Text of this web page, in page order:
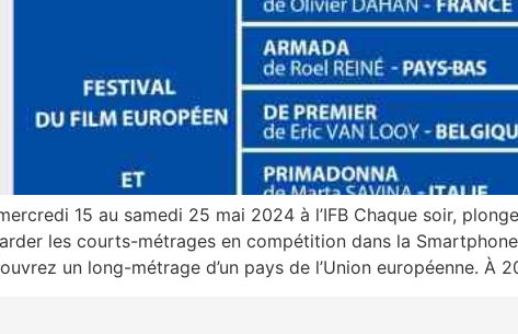
15 au samedi 25 mai 2024 à l’IFB Chaque soir,
les courts-métrages en compétition dans la
un long-métrage d’un pays de l’Union européenne. À